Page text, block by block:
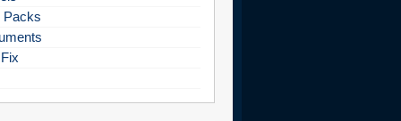
Packs